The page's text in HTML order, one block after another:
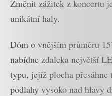
Změnit zážitek z koncertu
unikátní haly.
Dóm o vnějším průměru
nabídne zdaleka největší
typu, jejíž plocha
podlahy vysoko nad hlavy